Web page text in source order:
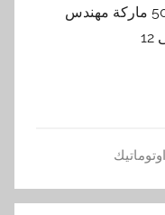
السوائل و السوائل اللزجة موديل 505 ماركة مهندس